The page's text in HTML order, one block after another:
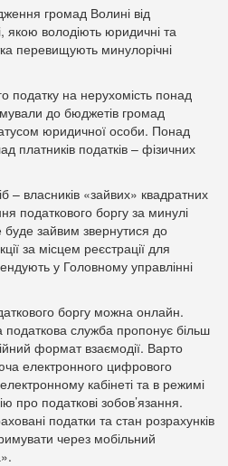
громад Волині від
якою володіють юридичні та
перевищують минулорічні
податку на нерухомість понад
до бюджетів громад
юридичної особи. Понад
платників податків – фізичних
– власників «зайвих» квадратних
податкового боргу за минулі
зайвим звернутися до
за місцем реєстрації для
у Головному управлінні
боргу можна онлайн.
податкова служба пропонує більш
формат взаємодії. Варто
електронного цифрового
кабінеті та в режимі
про податкові зобов’язання.
податки та стан розрахунків
через мобільний